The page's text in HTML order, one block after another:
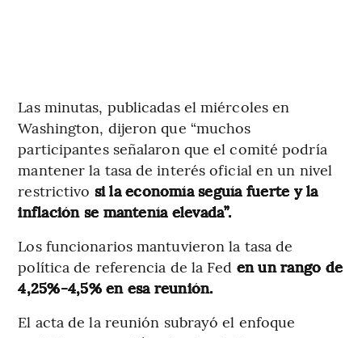
Las minutas, publicadas el miércoles en
Washington, dijeron que “muchos
participantes señalaron que el comité podría
mantener la tasa de interés oficial en un nivel
restrictivo si la economía seguía fuerte y la
inflación se mantenía elevada”.
Los funcionarios mantuvieron la tasa de
política de referencia de la Fed en un rango de
4,25%-4,5% en esa reunión.
El acta de la reunión subrayó el enfoque